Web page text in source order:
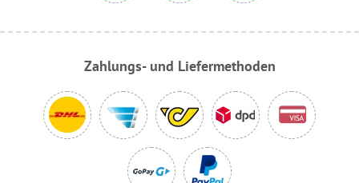
Zahlungs- und Liefermethoden